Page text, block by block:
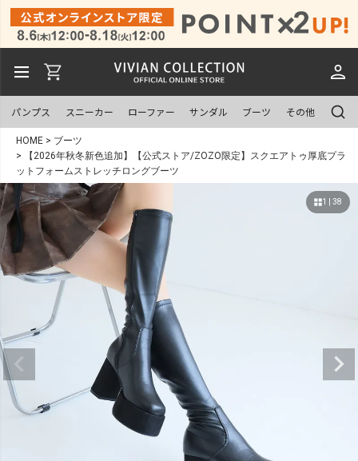
パンプス スニーカー ローファー サンダル ブーツ その他
HOME
ブーツ
【2026年秋冬新色追加】【公式ストア/ZOZO限定】スクエアトゥ厚底プラ
ットフォームストレッチロングブーツ
1 | 38